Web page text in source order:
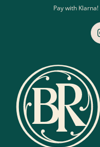
Pay with Klarna!